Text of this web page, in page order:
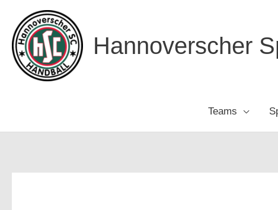
Inhalt
springen
Hannoverscher
Teams